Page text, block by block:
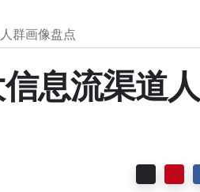
群画像盘点
息流渠道